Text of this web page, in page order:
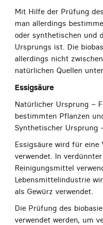
Mit Hilfe der Prüfung
man allerdings
oder synthetischen und
Ursprungs ist. Die
allerdings nicht
natürlichen Quellen
Essigsäure
Natürlicher Ursprung –
bestimmten Pflanzen
Synthetischer Ursprung
Essigsäure wird für eine
verwendet. In
Reinigungsmittel
Lebensmittelindustrie
als Gewürz verwendet.
Die Prüfung des
verwendet werden, um